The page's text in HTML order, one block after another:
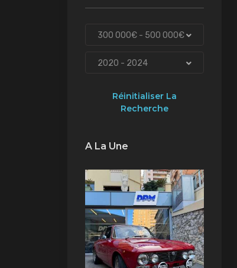
300 000€ - 500 000€
2020 - 2024
Réinitialiser La
Recherche
A La Une